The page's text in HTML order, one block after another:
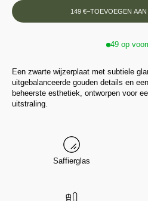
149 €–TOEVOEGEN AAN
49 op
Een zwarte wijzerplaat met subtiele
uitgebalanceerde gouden details en
beheerste esthetiek, ontworpen voor
uitstraling.
Saffierglas